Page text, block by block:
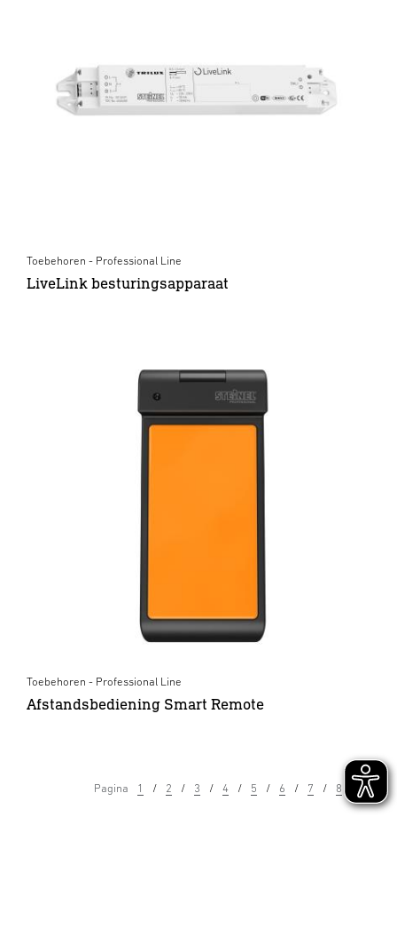
Toebehoren - Professional Line
LiveLink besturingsapparaat
Toebehoren - Professional Line
Afstandsbediening Smart Remote
Pagina 1 2 3 4 5 6 7 8 9